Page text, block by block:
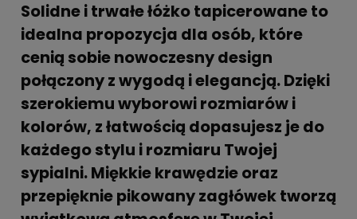
Solidne i trwałe łóżko tapicerowane to
idealna propozycja dla osób, które
cenią sobie nowoczesny design
połączony z wygodą i elegancją. Dzięki
szerokiemu wyborowi rozmiarów i
kolorów, z łatwością dopasujesz je do
każdego stylu i rozmiaru Twojej
sypialni. Miękkie krawędzie oraz
przepięknie pikowany zagłówek tworzą